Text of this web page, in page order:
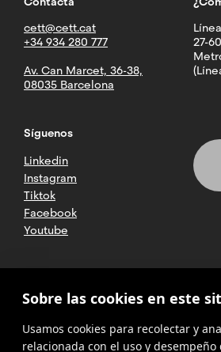
cett@cett.cat
+34 934 280 777
Av. Can Marcet, 36-38,
08035 Barcelona
27-
Síguenos
Linkedin
Instagram
Tiktok
Facebook
Youtube
2025 CETT. Todos los derechos
reservados
Aviso legal
Sobre las cookies en este
Usamos cookies para recolectar y
relacionada con el uso y